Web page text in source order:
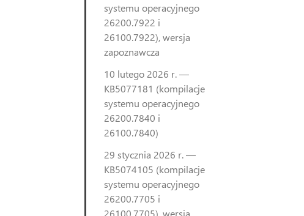
systemu operacyjnego
26200.7922 i
26100.7922), wersja
zapoznawcza
10 lutego 2026 r. —
KB5077181 (kompilacje
systemu operacyjnego
26200.7840 i
26100.7840)
29 stycznia 2026 r. —
KB5074105 (kompilacje
systemu operacyjnego
26200.7705 i
26100.7705), wersja